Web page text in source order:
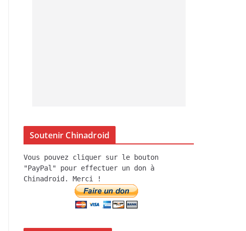
Soutenir Chinadroid
Vous pouvez cliquer sur le bouton
"PayPal" pour effectuer un don à
Chinadroid. Merci !